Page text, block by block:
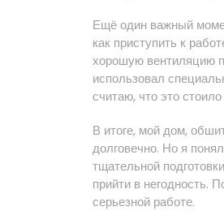
Ещё один важный
как приступить к
хорошую вентиляцию
использовал
считаю, что это стоило
В итоге, мой дом,
долговечно. Но я
тщательной
прийти в негодность.
серьезной работе.